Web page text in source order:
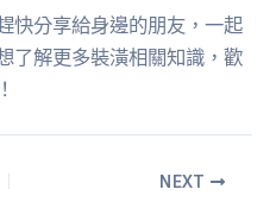
快分享給身邊的朋友，一起
了解更多裝潢相關知識，歡
NEXT